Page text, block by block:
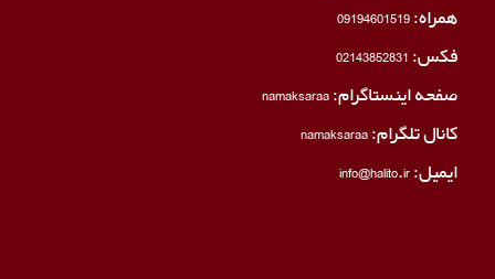
همراه:09194601519
فکس:02143852831
صفحه اینستاگرام:namaksaraa
کانال تلگرام:namaksaraa
ایمیل: info@halito.ir